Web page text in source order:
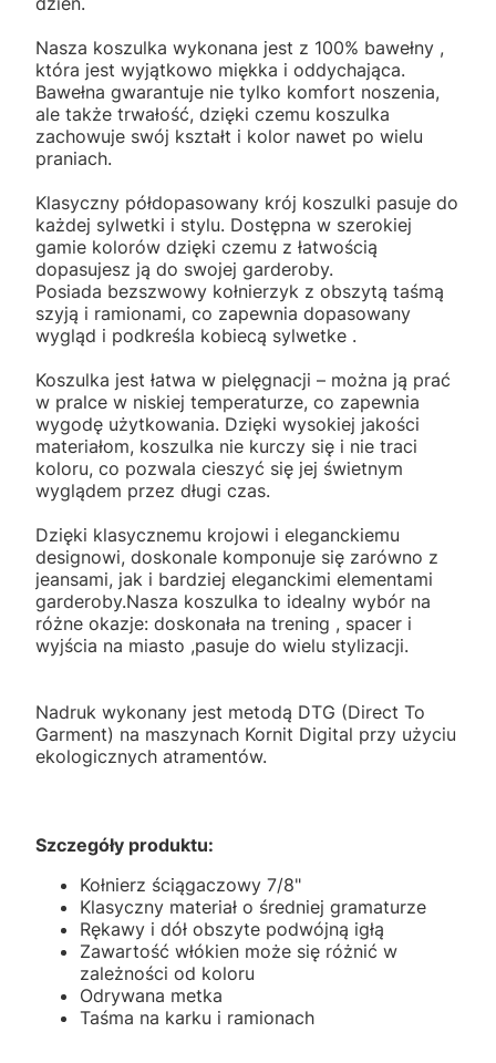
Nasza koszulka wykonana jest z 100% bawełny ,
która jest wyjątkowo miękka i oddychająca.
Bawełna gwarantuje nie tylko komfort noszenia,
ale także trwałość, dzięki czemu koszulka
zachowuje swój kształt i kolor nawet po wielu
praniach.
Klasyczny półdopasowany krój koszulki pasuje do
każdej sylwetki i stylu. Dostępna w szerokiej
gamie kolorów dzięki czemu z łatwością
dopasujesz ją do swojej garderoby.
Posiada bezszwowy kołnierzyk z obszytą taśmą
szyją i ramionami, co zapewnia dopasowany
wygląd i podkreśla kobiecą sylwetke .
Koszulka jest łatwa w pielęgnacji – można ją prać
w pralce w niskiej temperaturze, co zapewnia
wygodę użytkowania. Dzięki wysokiej jakości
materiałom, koszulka nie kurczy się i nie traci
koloru, co pozwala cieszyć się jej świetnym
wyglądem przez długi czas.
Dzięki klasycznemu krojowi i eleganckiemu
designowi, doskonale komponuje się zarówno z
jeansami, jak i bardziej eleganckimi elementami
garderoby.Nasza koszulka to idealny wybór na
różne okazje: doskonała na trening , spacer i
wyjścia na miasto ,pasuje do wielu stylizacji.
Nadruk wykonany jest metodą DTG (Direct To
Garment) na maszynach Kornit Digital przy użyciu
ekologicznych atramentów.
Szczegóły produktu:
Kołnierz ściągaczowy 7/8"
Klasyczny materiał o średniej gramaturze
Rękawy i dół obszyte podwójną igłą
Zawartość włókien może się różnić w
zależności od koloru
Odrywana metka
Taśma na karku i ramionach